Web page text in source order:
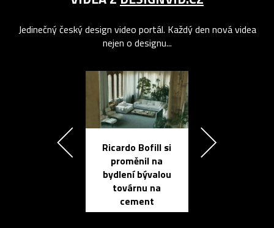
Jedinečný český design video portál. Každý den nová videa
nejen o designu...
Ricardo Bofill si
proměnil na
bydlení bývalou
továrnu na
cement